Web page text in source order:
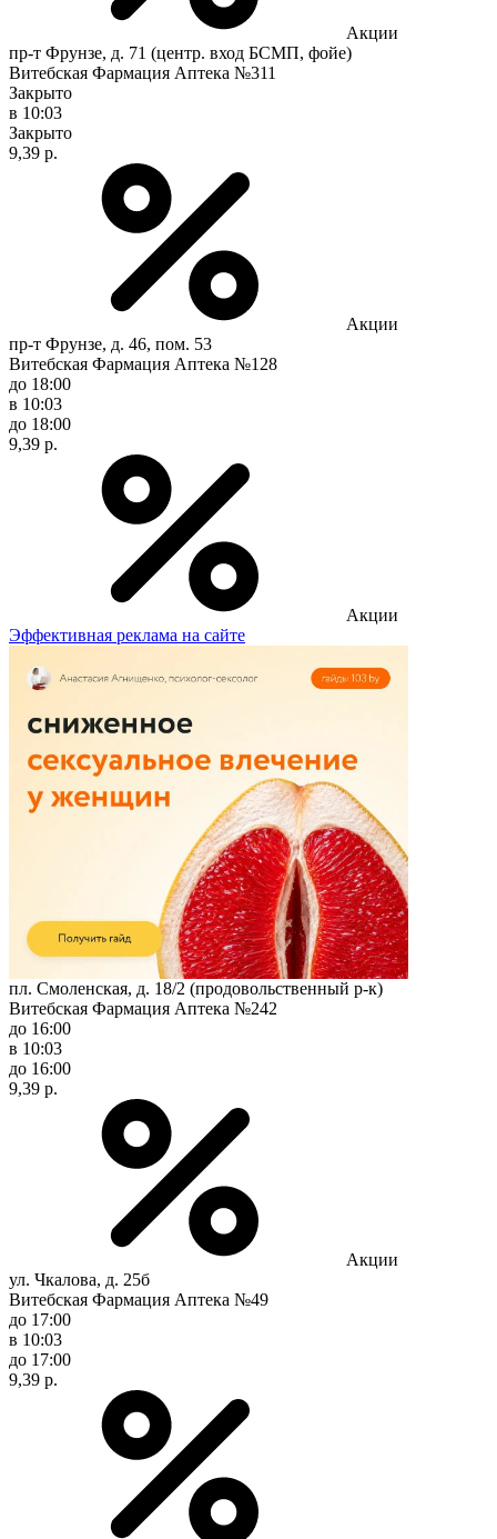
Акции
пр-т Фрунзе, д. 71 (центр. вход БСМП, фойе)
Витебская Фармация Аптека №311
Закрыто
в 10:03
Закрыто
9,39 р.
Акции
пр-т Фрунзе, д. 46, пом. 53
Витебская Фармация Аптека №128
до 18:00
в 10:03
до 18:00
9,39 р.
Акции
Эффективная реклама на сайте
пл. Смоленская, д. 18/2 (продовольственный р-к)
Витебская Фармация Аптека №242
до 16:00
в 10:03
до 16:00
9,39 р.
Акции
ул. Чкалова, д. 25б
Витебская Фармация Аптека №49
до 17:00
в 10:03
до 17:00
9,39 р.